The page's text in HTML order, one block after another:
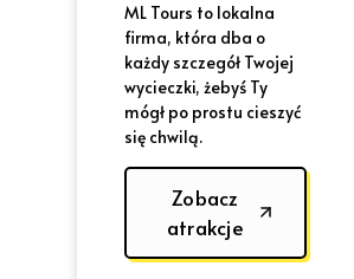
ML Tours to lokalna
firma, która dba o
każdy szczegół Twojej
wycieczki, żebyś Ty
mógł po prostu cieszyć
się chwilą.
Zobacz
atrakcje